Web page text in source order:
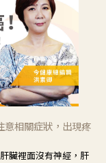
意相關症狀，出現疼
臟裡面沒有神經，肝